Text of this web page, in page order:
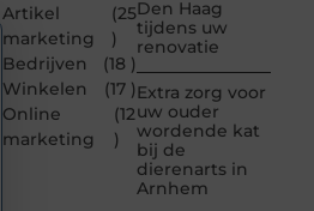
Artikel
marketing
(25
)
Bedrijven
(18 )
Winkelen
(17 )
Online
marketing
(12
)
Den Haag
tijdens uw
renovatie
Extra zorg voor
uw ouder
wordende kat
bij de
dierenarts in
Arnhem